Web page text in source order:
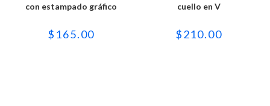
opciones
elegir
con estampado gráfico
$ 165.00
opciones
elegir
cuello en V
$210.00